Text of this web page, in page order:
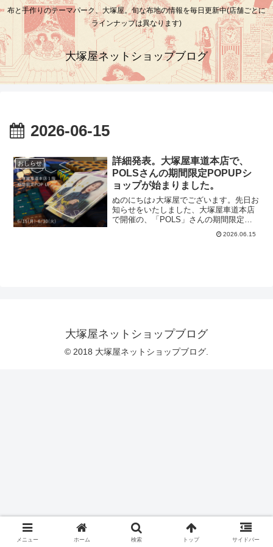
布と手作りのテーマパーク、大塚屋。旬な布地の情報を毎日更新中(店舗ごとに
ラインナップは異なります)
大塚屋ネットショップブログ
2026-06-15
おしらせ
詳細発表。大塚屋車道本店で、
POLSさんの期間限定POPUPシ
ョップが始まりました。
ぬのにちは♪大塚屋でございます。先日お
知らせをいたしました、大塚屋車道本店
で開催の、「POLS」さんの期間限定
POPUPショップ。店内ディスプレイも完
了し、本日よりスタートいたしました。■
■INSTAGRAM: pols_pols（POLSさんの
Instagramに移動しま
2026.06.15
大塚屋ネットショップブログ
© 2018 大塚屋ネットショップブログ.
メニュー ホーム 検索 トップ サイドバー